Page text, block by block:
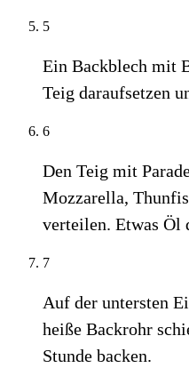
5
Ein Backblech mit
Teig daraufsetzen
6
Den Teig mit
Mozzarella,
verteilen. Etwas Öl
7
Auf der untersten
heiße Backrohr
Stunde backen.